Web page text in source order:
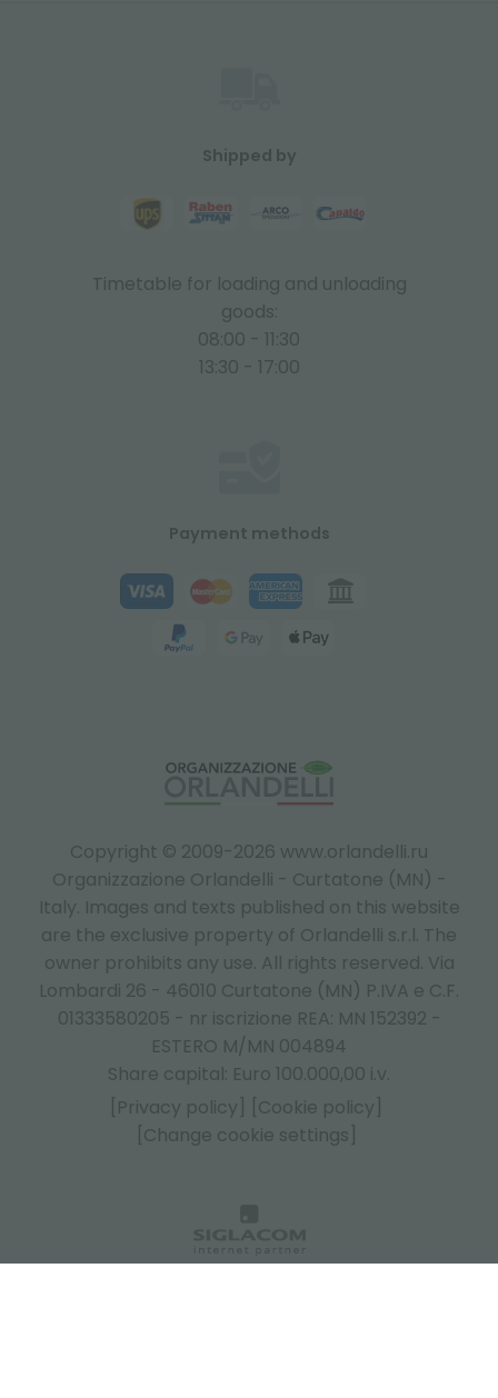
Copyright © 2009-2026 www.orlandelli.ru
Organizzazione Orlandelli - Curtatone (MN) -
Italy. Images and texts published on this website
are the exclusive property of Orlandelli s.r.l. The
owner prohibits any use. All rights reserved. Via
Lombardi 26 - 46010 Curtatone (MN) P.IVA e C.F.
01333580205 - nr iscrizione REA: MN 152392 -
ESTERO M/MN 004894
Share capital: Euro 100.000,00 i.v.
[Privacy policy]
[Cookie policy]
[Change cookie settings]
Shipped by
Timetable for loading and unloading
goods:
08:00 - 11:30
13:30 - 17:00
Payment methods